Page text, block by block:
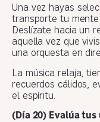
Una vez hayas
transporte tu
Deslízate hacia un
aquella vez que
una orquesta en
La música relaja,
recuerdos cálidos,
el espíritu.
(Día 20) Evalúa